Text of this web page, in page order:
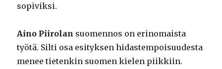
sopiviksi.
Aino Piirolan suomennos on erinomaista
työtä. Silti osa esityksen hidastempoisuudesta
menee tietenkin suomen kielen piikkiin.